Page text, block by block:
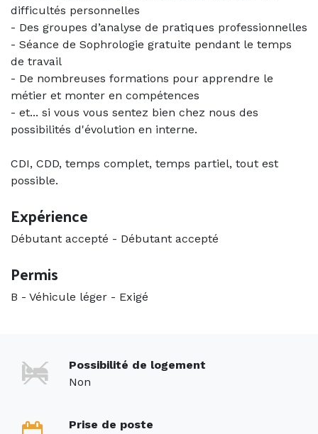
difficultés personnelles
- Des groupes d’analyse de pratiques professionnelles
- Séance de Sophrologie gratuite pendant le temps
de travail
- De nombreuses formations pour apprendre le
métier et monter en compétences
- et... si vous vous sentez bien chez nous des
possibilités d'évolution en interne.
CDI, CDD, temps complet, temps partiel, tout est
possible.
Expérience
Débutant accepté - Débutant accepté
Permis
B - Véhicule léger - Exigé
Possibilité de logement
Non
Prise de poste